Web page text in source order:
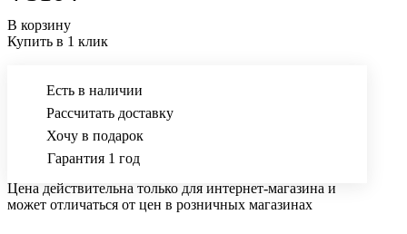
В корзину
Купить в 1 клик
Есть в наличии
Рассчитать доставку
Хочу в подарок
Гарантия 1 год
Цена действительна только для интернет-магазина и
может отличаться от цен в розничных магазинах